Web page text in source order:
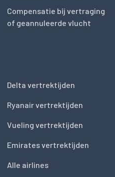
Compensatie bij vertraging
of geannuleerde vlucht
Delta vertrektijden
Ryanair vertrektijden
Vueling vertrektijden
Emirates vertrektijden
Alle airlines